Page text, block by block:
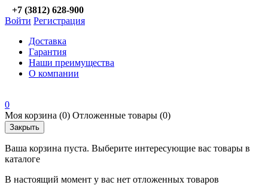
+7 (3812) 628-900
Войти Регистрация
Доставка
Гарантия
Наши преимущества
О компании
0
Моя корзина (0) Отложенные товары (0)
Закрыть
Ваша корзина пуста. Выберите интересующие вас товары в
каталоге
В настоящий момент у вас нет отложенных товаров